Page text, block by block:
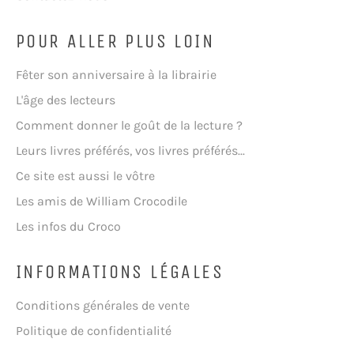
POUR ALLER PLUS LOIN
Fêter son anniversaire à la librairie
L'âge des lecteurs
Comment donner le goût de la lecture ?
Leurs livres préférés, vos livres préférés...
Ce site est aussi le vôtre
Les amis de William Crocodile
Les infos du Croco
INFORMATIONS LÉGALES
Conditions générales de vente
Politique de confidentialité